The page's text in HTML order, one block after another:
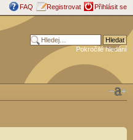
FAQ Registrovat Přihlásit se
Pokročilé hledání